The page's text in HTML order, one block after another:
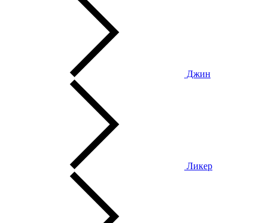
Джин
Ликер